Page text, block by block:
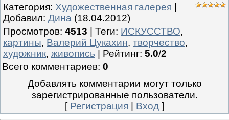
Категория: Художественная галерея
Добавил: Дина (18.04.2012)
Просмотров: 4513 Теги: ИСКУССТВО,
картины, Валерий Цукахин, творчество,
художник, живопись Рейтинг: 5.0/2
Всего комментариев: 0
Добавлять комментарии могут только
зарегистрированные пользователи.
[ Регистрация Вход ]